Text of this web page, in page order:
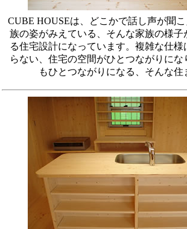
CUBE HOUSEは、どこかで話し声が聞
族の姿がみえている、そんな家族の様子
る住宅設計になっています。複雑な仕様
らない、住宅の空間がひとつながりにな
もひとつながりになる、そんな住